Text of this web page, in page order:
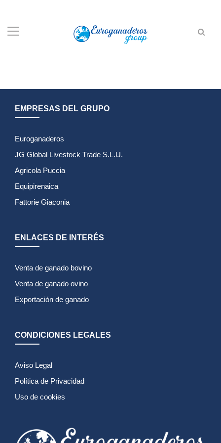
EMPRESAS DEL GRUPO
Euroganaderos
JG Global Livestock Trade S.L.U.
Agricola Puccia
Equipirenaica
Fattorie Giaconia
ENLACES DE INTERÉS
Venta de ganado bovino
Venta de ganado ovino
Exportación de ganado
CONDICIONES LEGALES
Aviso Legal
Política de Privacidad
Uso de cookies